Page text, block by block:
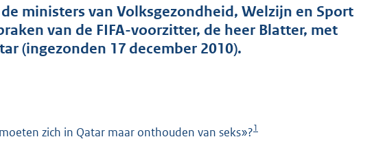
ministers van Volksgezondheid, Welzijn en Sport
van de FIFA-voorzitter, de heer Blatter, met
(ingezonden 17 december 2010).
zich in Qatar maar onthouden van seks»?1